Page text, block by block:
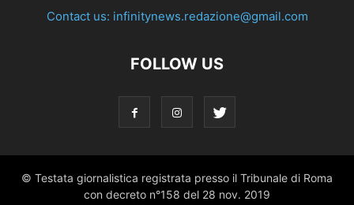
Contact us: infinitynews.redazione@gmail.com
FOLLOW US
© Testata giornalistica registrata presso il Tribunale di Roma
con decreto n°158 del 28 nov. 2019